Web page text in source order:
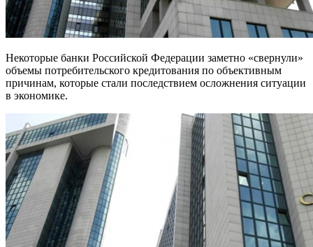
Некоторые банки Российской Федерации заметно «свернули»
объемы потребительского кредитования по объективным
причинам, которые стали последствием осложнения ситуации
в экономике.